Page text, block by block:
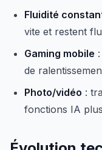
Fluidité
vite et restent
Gaming mobile
de
Photo/vidéo :
fonctions IA